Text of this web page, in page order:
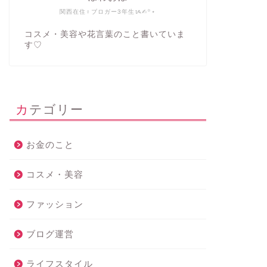
関西在住♀ブロガー3年生ᝰ✍︎꙳⋆
コスメ・美容や花言葉のこと書いていま
す♡
カテゴリー
お金のこと
コスメ・美容
ファッション
ブログ運営
ライフスタイル